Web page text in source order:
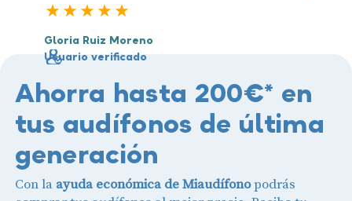
Gloria Ruiz Moreno
Usuario verificado
Ahorra hasta 200€* en
tus audífonos de última
generación
Con la ayuda económica de Miaudífonopodrás